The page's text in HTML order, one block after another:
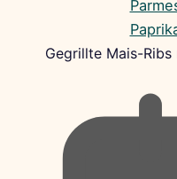
Gegrillte Mais-